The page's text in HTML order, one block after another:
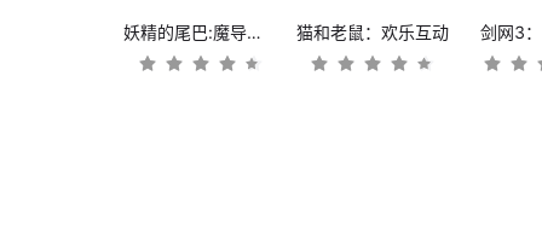
妖精的尾巴:魔导少年 猫和老鼠：欢乐互动 剑网3